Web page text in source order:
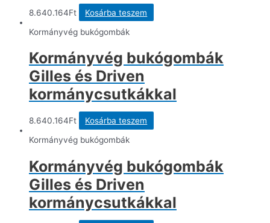
8.640.164Ft
Kosárba teszem
Kormányvég bukógombák
Kormányvég bukógombák
Gilles és Driven
kormánycsutkákkal
8.640.164Ft
Kosárba teszem
Kormányvég bukógombák
Kormányvég bukógombák
Gilles és Driven
kormánycsutkákkal